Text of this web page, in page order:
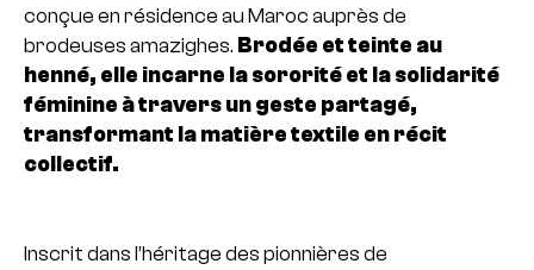
conçue en résidence au Maroc auprès de
brodeuses amazighes. Brodée et teinte au
henné, elle incarne la sororité et la solidarité
féminine à travers un geste partagé,
transformant la matière textile en récit
collectif.
Inscrit dans l’héritage des pionnières de